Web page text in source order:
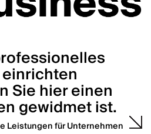
Sie hier einen
gewidmet ist.
Leistungen für Unternehmen